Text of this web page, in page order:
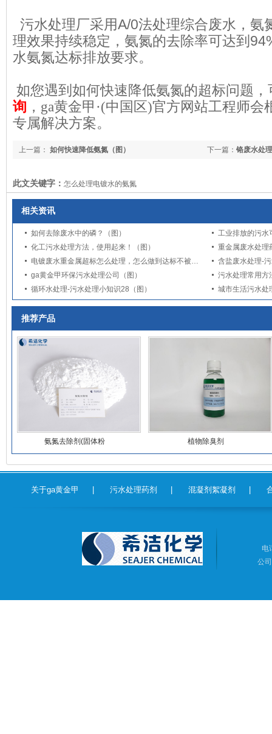
污水处理厂采用A/0法处理综合废水，氨
理效果持续稳定，氨氮的去除率可达到
水氨氮达标排放要求。
如您遇到如何快速降低氨氮的超标问题
询 ，ga黄金甲·(中国区)官方网站工程师
专属解决方案。
下一篇： 铬废水处
上一篇： 如何快速降低氨氮（图）
此文关键字： 怎么处理电镀水的氨氮
相关资讯
如何去除废水中的磷？（图）
工业排放的污水
化工污水处理方法，使用起来！（图）
重金属废水处理
电镀废水重金属超标怎么处理，怎么做到达标不被罚？
含盐废水处理-
ga黄金甲环保污水处理公司（图）
循环水处理-污水处理小知识28（图）
城市生活污水处
推荐产品
氨氮去除剂(固体粉
末)
植物除臭剂
关于ga黄金甲 污水处理药剂 混凝剂絮凝剂
电
公